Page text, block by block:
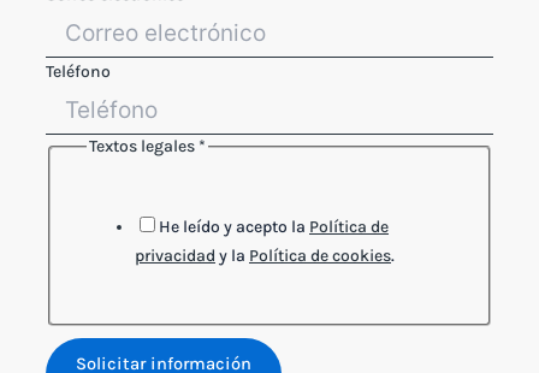
legales
Correo
Teléfono
Textos legales *
He leído y acepto la Política de
privacidad y la Política de cookies.
Solicitar información